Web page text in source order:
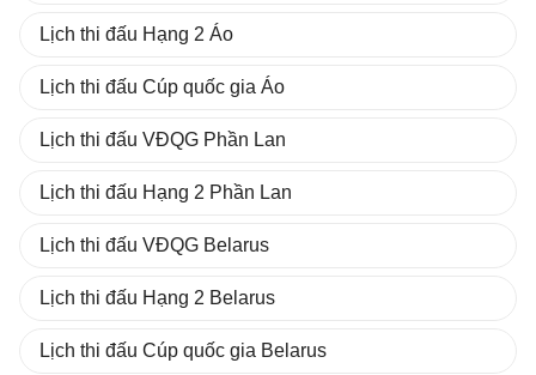
Lịch thi đấu Hạng 2 Áo
Lịch thi đấu Cúp quốc gia Áo
Lịch thi đấu VĐQG Phần Lan
Lịch thi đấu Hạng 2 Phần Lan
Lịch thi đấu VĐQG Belarus
Lịch thi đấu Hạng 2 Belarus
Lịch thi đấu Cúp quốc gia Belarus